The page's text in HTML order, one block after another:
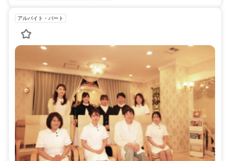
アルバイト・パート